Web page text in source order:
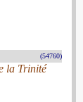
(54760)
la Trinité